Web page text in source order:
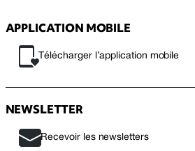
APPLICATION MOBILE
Télécharger l’application mobile
NEWSLETTER
Recevoir les newsletters